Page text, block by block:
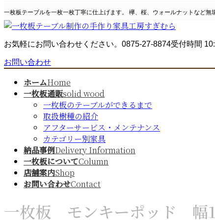
ン
テ
ツ
ス
ビ
ゲ
シ
ン
一枚板テーブルを一枚一枚丁寧に仕上げます。 欅、桜、ウォールナットなど
お気軽にお問い合わせください。 0875-27-8874受付時間
お問い合わせ
ホームHome
一枚板通販solid wood
一枚板のテーブルができるまで
取扱樹種の紹介
アフターサービス・メンテナンス
カテゴリー別家具
納品事例Delivery Information
一枚板についてColumn
店舗案内Shop
お問い合わせContact
一枚板 モンキーポッド